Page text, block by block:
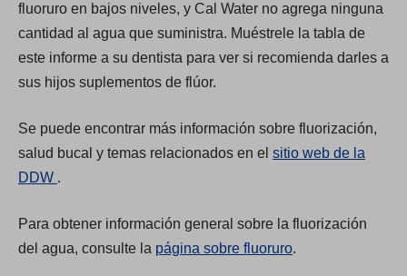
fluoruro en bajos niveles, y Cal Water no agrega ninguna
cantidad al agua que suministra. Muéstrele la tabla de
este informe a su dentista para ver si recomienda darles a
sus hijos suplementos de flúor.
Se puede encontrar más información sobre fluorización,
salud bucal y temas relacionados en el sitio web de la
DDW
p
e
.
Para obtener información general sobre la fluorización
del agua, consulte la página sobre fluoruro.